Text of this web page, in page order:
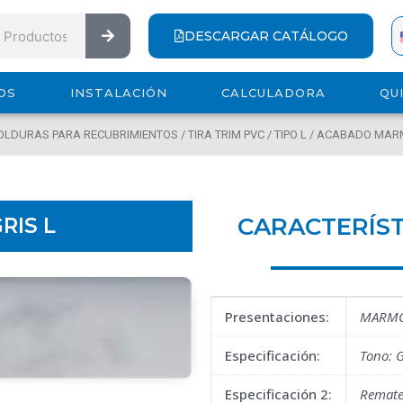
Search
DESCARGAR CATÁLOGO
INSTALACIÓN CALCULADORA
PARA RECUBRIMIENTOS / TIRA TRIM PVC / TIPO L / ACABADO
L
Presentaciones:
Especificación: Tono:
Especificación 2: